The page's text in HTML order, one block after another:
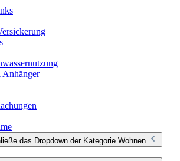
Anhänger
das Dropdown der Kategorie Wohnen